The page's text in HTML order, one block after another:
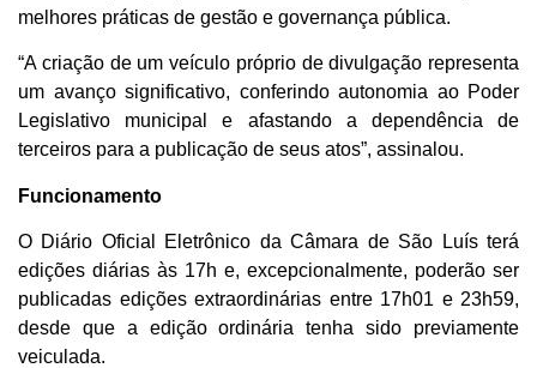
melhores práticas de gestão e governança pública.
“A criação de um veículo próprio de divulgação representa
um avanço significativo, conferindo autonomia ao Poder
Legislativo municipal e afastando a dependência de
terceiros para a publicação de seus atos”, assinalou.
Funcionamento
O Diário Oficial Eletrônico da Câmara de São Luís terá
edições diárias às 17h e, excepcionalmente, poderão ser
publicadas edições extraordinárias entre 17h01 e 23h59,
desde que a edição ordinária tenha sido previamente
veiculada.